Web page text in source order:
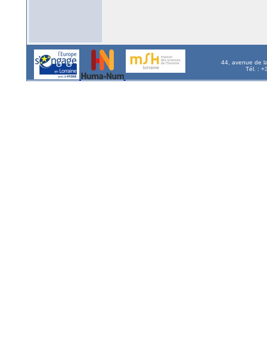
44, avenue de
Tél. :